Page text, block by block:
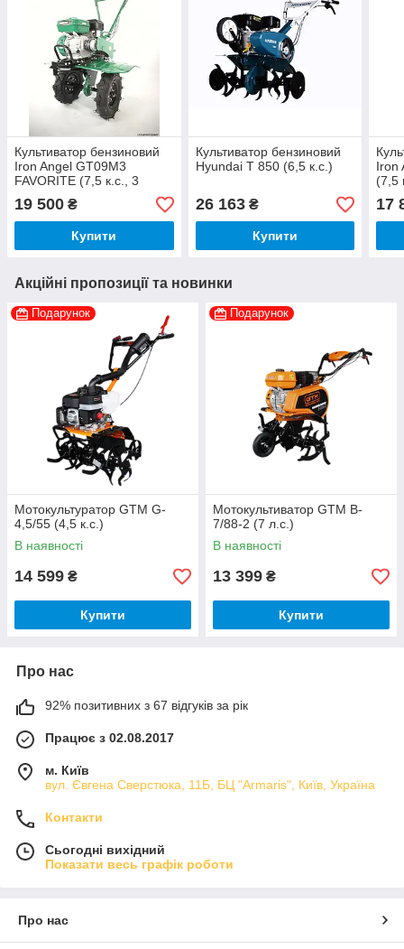
Культиватор бензиновий
Iron Angel GT09M3
FAVORITE (7,5 к.с., 3
швидкості вперед, 1
назад)
19 500 ₴
Купити
Культиватор бензиновий
Hyundai T 850 (6,5 к.с.)
26 163₴
Купити
Iron
(7,5
17
Акційні пропозиції та новинки
Подарунок
Мотокультуратор GTM G-
4,5/55 (4,5 к.с.)
В наявності
14 599 ₴
Купити
Подарунок
Мотокультиватор GTM B-
7/88-2 (7 л.с.)
В наявності
13 399 ₴
Купити
Про нас
92% позитивних з 67 відгуків за рік
Працює з 02.08.2017
м. Київ
вул. Євгена Сверстюка, 11Б, БЦ "Armaris", Київ, Україна
Контакти
Сьогодні вихідний
Показати весь графік роботи
Про нас